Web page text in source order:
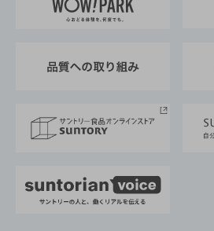
地域情報
サントリーサンバーズ大阪
サントリーが考えるサステナビ
企業概要
採用情報